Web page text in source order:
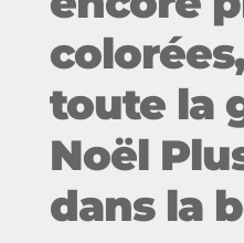
toute la
Noël
dans la